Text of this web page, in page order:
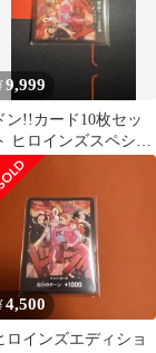
9,999
ン!!カード10枚セッ
ヒロインズスペシャ
セット4人集合イラス
4,500
ロインズエディショ